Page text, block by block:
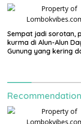
Sempat jadi sorotan,
kurma di Alun-Alun
Gunung yang kering